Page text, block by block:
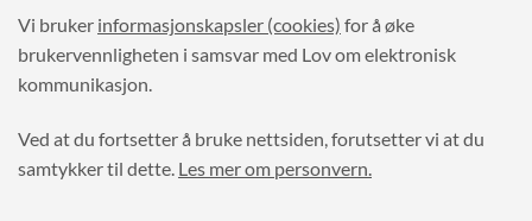
Vi bruker informasjonskapsler (cookies) for å øke
brukervennligheten i samsvar med Lov om elektronisk
kommunikasjon.
Ved at du fortsetter å bruke nettsiden, forutsetter vi at du
samtykker til dette. Les mer om personvern.